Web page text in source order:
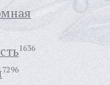
1636
7296